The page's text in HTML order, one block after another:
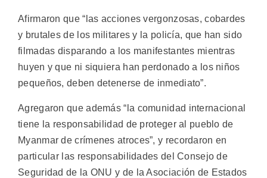
Afirmaron que “las acciones vergonzosas, cobardes
y brutales de los militares y la policía, que han sido
filmadas disparando a los manifestantes mientras
huyen y que ni siquiera han perdonado a los niños
pequeños, deben detenerse de inmediato”.
Agregaron que además “la comunidad internacional
tiene la responsabilidad de proteger al pueblo de
Myanmar de crímenes atroces”, y recordaron en
particular las responsabilidades del Consejo de
Seguridad de la ONU y de la Asociación de Estados